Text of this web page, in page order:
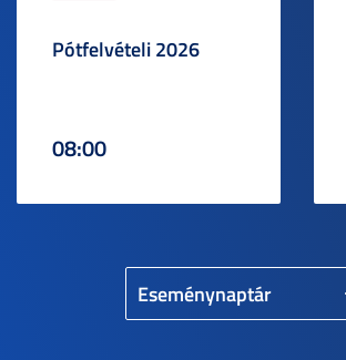
Eseménynaptár
Pótfelvételi 2026
08:00